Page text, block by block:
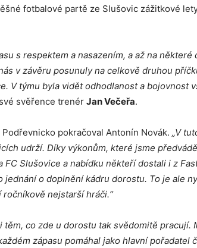
fotbalové partě ze Slušovic zážitkové
s respektem a nasazením, a až na některé
v závěru posunuly na celkově druhou
V týmu byla vidět odhodlanost a bojovnost
svěřence trenér Jan Večeřa.
pokračoval Antonín Novák. „V
udrží. Díky výkonům, které jsme
Slušovice a nabídku někteří dostali i z
jednání o doplnění kádru dorostu. To je ale
nejstarší hráči.“
těm, co zde u dorostu tak svědomitě pracují.
zápasu pomáhal jako hlavní pořadatel